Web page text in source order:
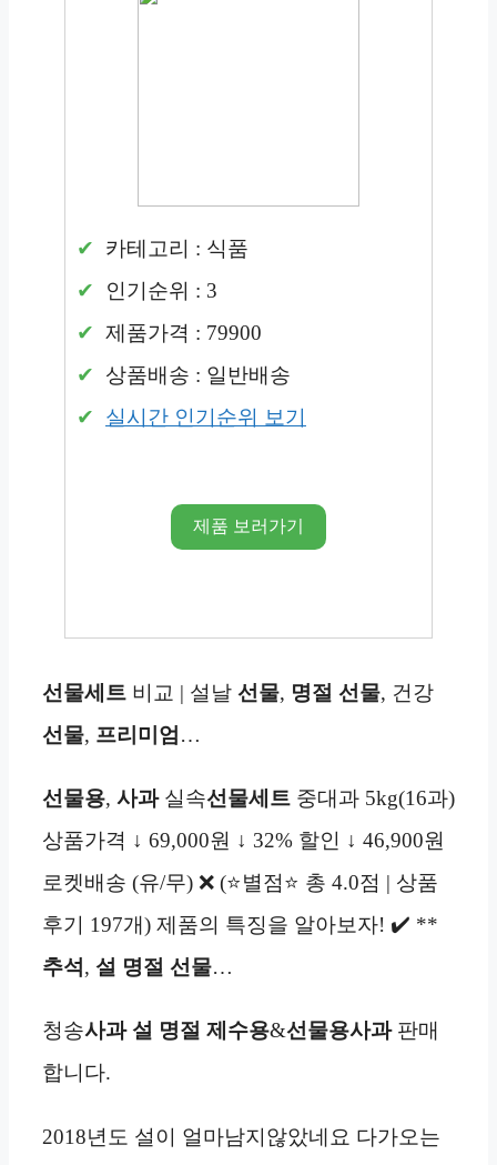
카테고리 : 식품
인기순위 : 3
제품가격 : 79900
상품배송 : 일반배송
실시간 인기순위 보기
제품 보러가기
선물세트 비교 | 설날 선물, 명절 선물, 건강
선물, 프리미엄 …
선물용, 사과실속선물세트 중대과 5kg(16과)
상품가격 ↓ 69,000원 ↓ 32% 할인 ↓ 46,900원
로켓배송 (유/무) ❌ (⭐별점⭐ 총 4.0점 | 상품
후기 197개) 제품의 특징을 알아보자! ✔️ **
추석 , 설 명절 선물…
청송사과 설 명절 제수용&선물용사과판매
합니다.
2018년도 설이 얼마남지않았네요 다가오는